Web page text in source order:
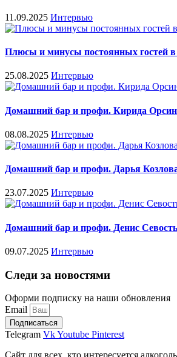
11.09.2025 Интервью
Плюсы и минусы постоянных гостей в
25.08.2025 Интервью
Домашний бар и профи. Кирида
08.08.2025 Интервью
Домашний бар и профи. Дарья
23.07.2025 Интервью
Домашний бар и профи. Денис
09.07.2025 Интервью
Следи за новостями
Оформи подписку на наши обновления
Email
Подписаться
Telegram VkYoutube Pinterest